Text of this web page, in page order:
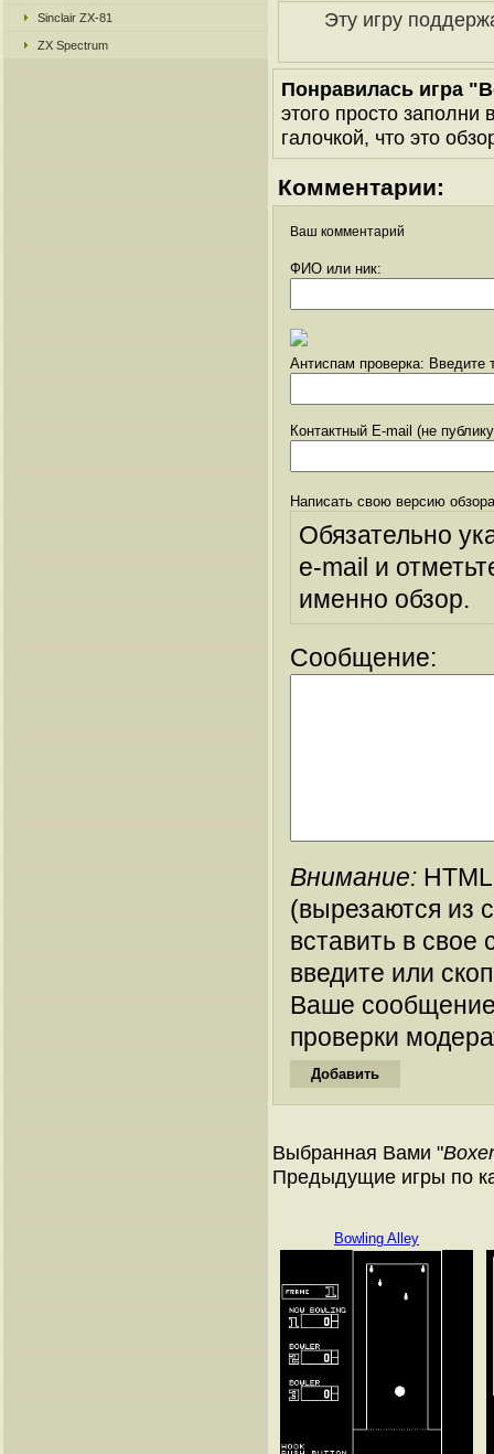
Sinclair ZX-81
ZX Spectrum
Эту игру
Понравилась игра
этого просто заполни
галочкой, что это
Комментарии:
Ваш комментарий
ФИО или ник:
Антиспам проверка: Введите
Контактный E-mail (не
Написать свою версию
Обязательно
e-mail и
именно обзор.
Сообщение:
Внимание:
(вырезаются из
вставить в
введите или
Ваше
проверки
Выбранная Вами "Boxer
Предыдущие игры по
Bowling Alley